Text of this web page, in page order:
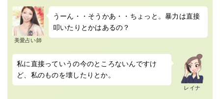
美愛占い師
うーん・・そうかあ・・ちょっと。暴力は直接
叩いたりとかはあるの？
レイナ
私に直接っていうの今のところないんですけ
ど、私のものを壊したりとか。